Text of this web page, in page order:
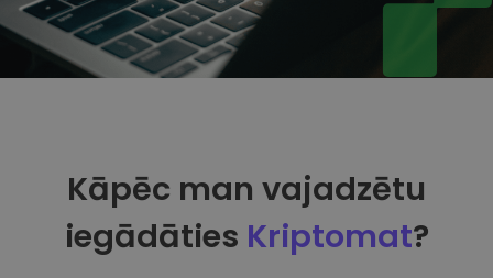
Kāpēc man vajadzētu
iegādāties Kriptomat?